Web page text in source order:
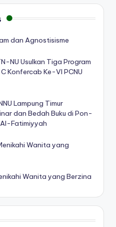
dan Agnostisisme
NU Usulkan Tiga Program
Konfercab Ke-VI PCNU
Lampung Timur
dan Bedah Buku di Pon-
Fatimiyyah
Wanita yang
Wanita yang Berzina